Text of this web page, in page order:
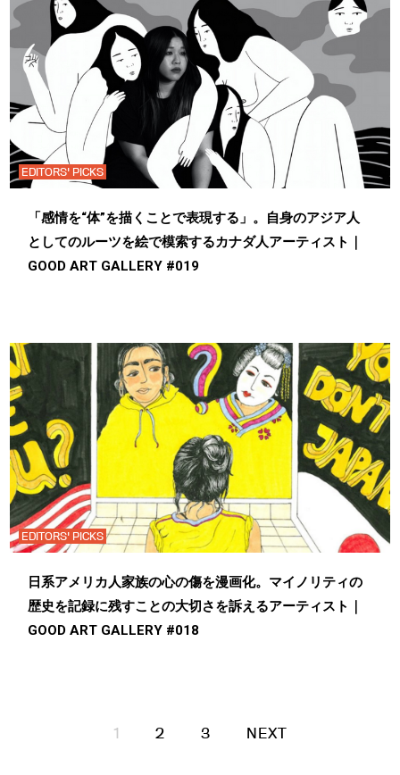
EDITORS' PICKS
「感情を“体”を描くことで表現する」。自身のアジア人
としてのルーツを絵で模索するカナダ人アーティスト｜
GOOD ART GALLERY #019
EDITORS' PICKS
日系アメリカ人家族の心の傷を漫画化。マイノリティの
歴史を記録に残すことの大切さを訴えるアーティスト｜
GOOD ART GALLERY #018
1 2 3 NEXT